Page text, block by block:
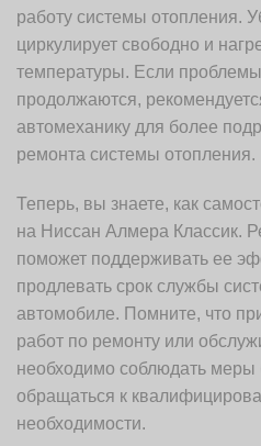
работу системы отопления.
циркулирует свободно и
температуры. Если
продолжаются,
автомеханику для более
ремонта системы отопления.
Теперь, вы знаете, как
на Ниссан Алмера Классик.
поможет поддерживать ее
продлевать срок службы
автомобиле. Помните, что
работ по ремонту или
необходимо соблюдать меры
обращаться к
необходимости.